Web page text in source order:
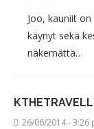
Joo, kauniit
käynyt sekä
näkemättä…
26/06/2014 - 3:26